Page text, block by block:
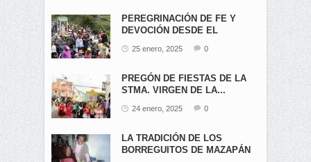
PEREGRINACIÓN DE FE Y
DEVOCIÓN DESDE EL
25 enero, 2025 0
PREGÓN DE FIESTAS DE LA
STMA. VIRGEN DE LA...
24 enero, 2025 0
LA TRADICIÓN DE LOS
BORREGUITOS DE MAZAPÁN